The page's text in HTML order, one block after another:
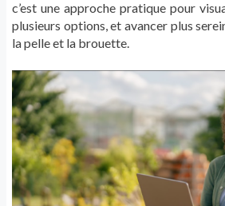
c’est une approche pratique pour
plusieurs options, et avancer plus
la pelle et la brouette.